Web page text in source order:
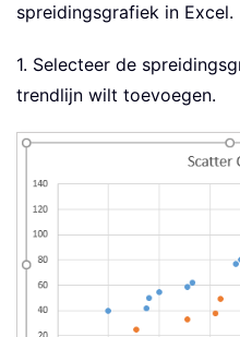
spreidingsgrafiek in Excel.
1. Selecteer de
trendlijn wilt toevoegen.